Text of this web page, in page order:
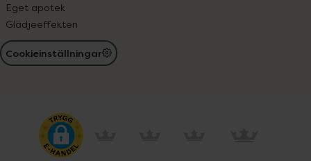
Eget apotek
Glädjeeffekten
Cookieinställningar